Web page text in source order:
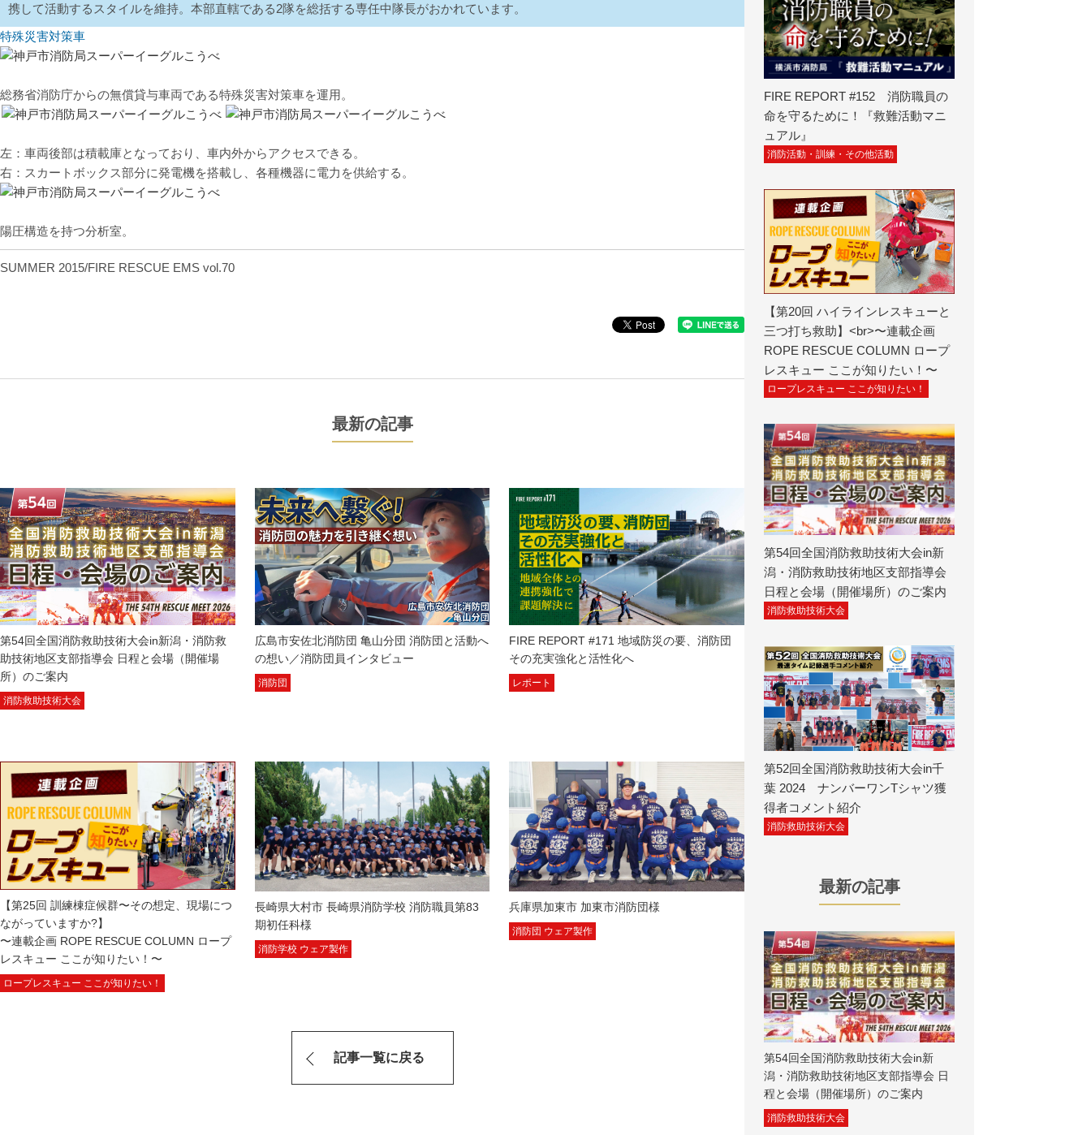
携して活動するスタイルを維持。本部直轄である2隊を総括する専任中隊長がおかれています。
特殊災害対策車
総務省消防庁からの無償貸与車両である特殊災害対策車を運用。
左：車両後部は積載庫となっており、車内外からアクセスできる。
右：スカートボックス部分に発電機を搭載し、各種機器に電力を供給する。
陽圧構造を持つ分析室。
SUMMER 2015/FIRE RESCUE EMS vol.70
最新の記事
第54回全国消防救助技術大会in新潟・消防救
助技術地区支部指導会 日程と会場（開催場
所）のご案内
消防救助技術大会
広島市安佐北消防団 亀山分団 消防団と活動へ
の想い／消防団員インタビュー
消防団
FIRE REPORT #171 地域防災の要、消防団
その充実強化と活性化へ
レポート
【第25回 訓練棟症候群〜その想定、現場につ
ながっていますか?】
〜連載企画 ROPE RESCUE COLUMN ロープ
レスキュー ここが知りたい！〜
ロープレスキュー ここが知りたい！
長崎県大村市 長崎県消防学校 消防職員第83
期初任科様
消防学校 ウェア製作
兵庫県加東市 加東市消防団様
消防団 ウェア製作
記事一覧に戻る
FIRE REPORT #152 消防職員の
命を守るために！『救難活動マニ
ュアル』
消防活動・訓練・その他活動
【第20回 ハイラインレスキューと
三つ打ち救助】<br>〜連載企画
ROPE RESCUE COLUMN ロープ
レスキュー ここが知りたい！〜
ロープレスキュー ここが知りたい！
第54回全国消防救助技術大会in新
潟・消防救助技術地区支部指導会
日程と会場（開催場所）のご案内
消防救助技術大会
第52回全国消防救助技術大会in千
葉 2024 ナンバーワンTシャツ獲
得者コメント紹介
消防救助技術大会
最新の記事
第54回全国消防救助技術大会in新
潟・消防救助技術地区支部指導会 日
程と会場（開催場所）のご案内
消防救助技術大会